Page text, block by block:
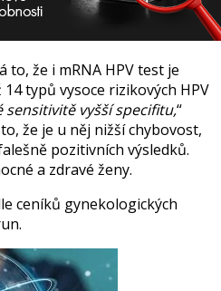
to, že i mRNA HPV test je
14 typů vysoce rizikových HPV
vyšší specifitu,
že je u něj nižší chybovost,
pozitivních výsledků.
a zdravé ženy.
ceníků gynekologických